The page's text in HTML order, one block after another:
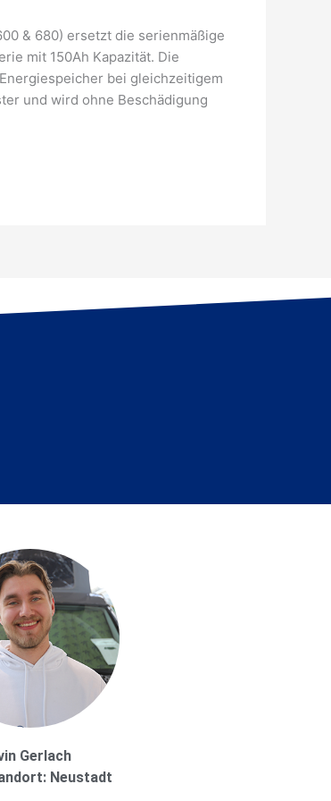
& 680) ersetzt die serienmäßige
mit 150Ah Kapazität. Die
bei gleichzeitigem
und wird ohne Beschädigung
Gerlach
Neustadt